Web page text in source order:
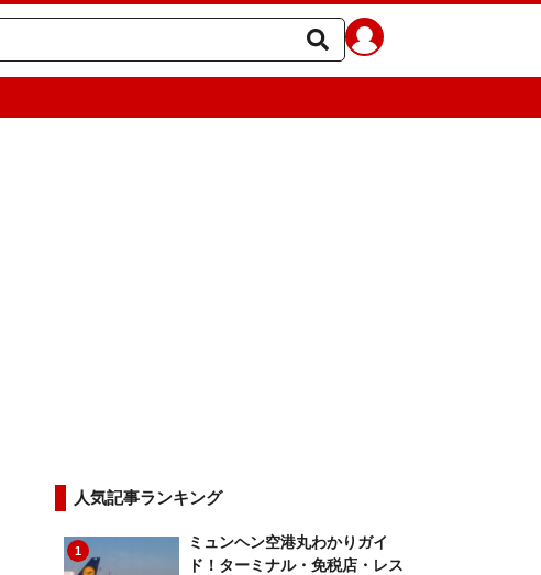
人気記事ランキング
1
ミュンヘン空港丸わかりガイ
ド！ターミナル・免税店・レス